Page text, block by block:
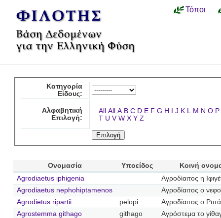
Τόποι
Κατηγορία
Είδους:
Αλφαβητική
Επιλογή:
All All A B C D E F G H I J K L M N O P
T U V W X Y Z
Ονομασία Υποείδος
Κοινή
Agrodiaetus iphigenia
Αγροδίαιτος η
Agrodiaetus nephohiptamenos
Αγροδίαιτος ο
Agrodietus ripartii
pelopi
Αγροδίαιτος ο
Agrostemma githago
githago
Αγρόστεμα το